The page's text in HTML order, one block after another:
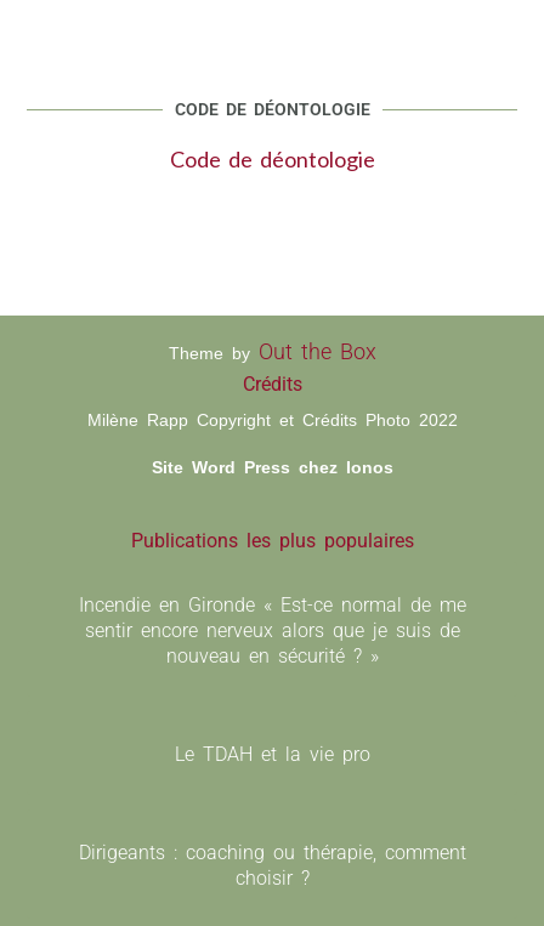
CODE DE DÉONTOLOGIE
Code de déontologie
Theme by Out the Box
Crédits
Milène Rapp Copyright et Crédits Photo 2022
Site Word Press chez Ionos
Publications les plus populaires
Incendie en Gironde « Est-ce normal de me
sentir encore nerveux alors que je suis de
nouveau en sécurité ? »
Le TDAH et la vie pro
Dirigeants : coaching ou thérapie, comment
choisir ?